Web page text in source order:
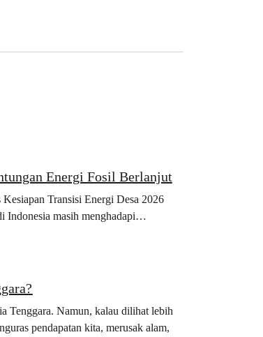
Energi Fosil Berlanjut
Transisi Energi Desa 2026
Indonesia masih menghadapi…
Tenggara. Namun, kalau dilihat lebih
pendapatan kita, merusak alam,